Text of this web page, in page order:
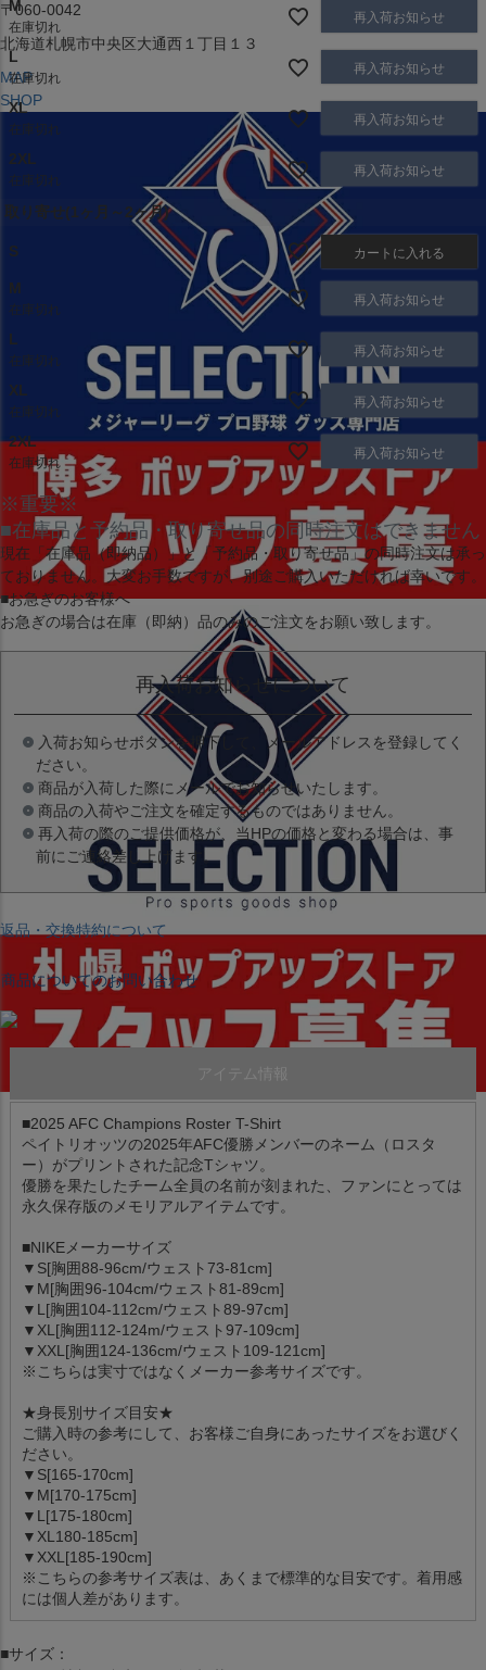
〒060-0042
北海道札幌市中央区大通西１丁目１３
MAP
SHOP
M
在庫切れ
再入荷お知らせ
L
在庫切れ
再入荷お知らせ
XL
在庫切れ
再入荷お知らせ
2XL
在庫切れ
再入荷お知らせ
取り寄せ(1ヶ月～2ヶ月)
S カートに入れる
M
在庫切れ
再入荷お知らせ
L
在庫切れ
再入荷お知らせ
XL
在庫切れ
再入荷お知らせ
2XL
在庫切れ
再入荷お知らせ
※重要※
■在庫品と予約品・取り寄せ品の同時注文はできません
現在 「在庫品（即納品）」と 「予約品・取り寄せ品」の同時注文は承っ
ておりません。大変お手数ですが、別途ご購入いただければ幸いです。
■お急ぎのお客様へ
お急ぎの場合は在庫（即納）品のみのご注文をお願い致します。
再入荷お知らせについて
入荷お知らせボタンを押下して、メールアドレスを登録してく
ださい。
商品が入荷した際にメールでお知らせいたします。
商品の入荷やご注文を確定するものではありません。
再入荷の際のご提供価格が、当HPの価格と変わる場合は、事
前にご連絡差し上げます。
返品・交換特約について
商品についてのお問い合わせ
アイテム情報
■2025 AFC Champions Roster T-Shirt
ペイトリオッツの2025年AFC優勝メンバーのネーム（ロスタ
ー）がプリントされた記念Tシャツ。
優勝を果たしたチーム全員の名前が刻まれた、ファンにとっては
永久保存版のメモリアルアイテムです。
■NIKEメーカーサイズ
▼S[胸囲88-96cm/ウェスト73-81cm]
▼M[胸囲96-104cm/ウェスト81-89cm]
▼L[胸囲104-112cm/ウェスト89-97cm]
▼XL[胸囲112-124m/ウェスト97-109cm]
▼XXL[胸囲124-136cm/ウェスト109-121cm]
※こちらは実寸ではなくメーカー参考サイズです。
★身長別サイズ目安★
ご購入時の参考にして、お客様ご自身にあったサイズをお選びく
ださい。
▼S[165-170cm]
▼M[170-175cm]
▼L[175-180cm]
▼XL180-185cm]
▼XXL[185-190cm]
※こちらの参考サイズ表は、あくまで標準的な目安です。着用感
には個人差があります。
■サイズ：